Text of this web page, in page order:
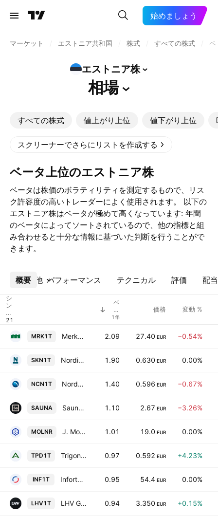
始めましょう
マーケット エストニア共和国 株式 すべての株式 ベ
エストニア株
相場
すべての株式 値上がり上位 値下がり上位
スクリーナーでさらにリストを作成する
ベータ上位のエストニア株
ベータは株価のボラティリティを測定するもので、リス
ク許容度の高いトレーダーによく使用されます。 以下の
エストニア株はベータが極めて高くなっています: 年間
のベータによってソートされているので、他の指標と組
み合わせると十分な情報に基づいた判断を行うことがで
きます。
概要 パフォーマンス テクニカル 評価 配当
その他
シ
ン
ボ
ル
ベ
ー
タ
1年
価格 変動 %
MRK1T Merko Ehitus AS 2.09 27.40 EUR −0.54%
SKN1T Nordic Fibreboard AS 1.90 0.630 EUR 0.00%
NCN1T Nordecon AS 1.40 0.596 EUR −0.67%
SAUNA Saunum Group AS 1.10 2.67 EUR −3.26%
MOLNR J. Molner AS 1.01 19.0 EUR 0.00%
TPD1T Trigon Property Development AS 0.97 0.592 EUR +4.23%
INF1T Infortar AS 0.95 54.4 EUR 0.00%
LHV1T LHV Group AS 0.94 3.350 EUR +0.15%